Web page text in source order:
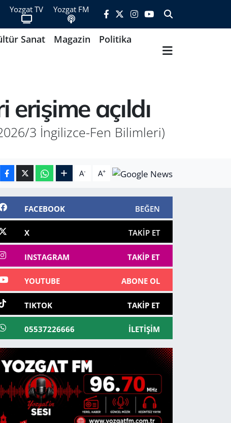
Yozgat TV Yozgat FM
Sanat Magazin
Politika
açıldı
3 İngilizce-Fen Bilimleri)
A- A+
FACEBOOK BEĞEN
X TAKIP ET
INSTAGRAM TAKIP ET
YOUTUBE ABONE OL
TIKTOK TAKIP ET
05537226666 İLETIŞIM